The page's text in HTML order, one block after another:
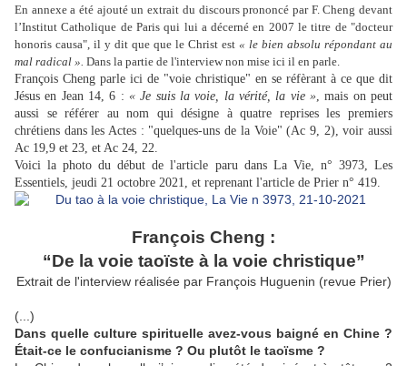
En annexe a été ajouté un extrait du discours prononcé par F. Cheng devant
l’Institut Catholique de Paris qui lui a décerné en 2007 le titre de "docteur
honoris causa", il y dit que que le Christ est « le bien absolu répondant au
mal radical ». Dans la partie de l'interview non mise ici il en parle.
François Cheng parle ici de "voie christique" en se réfèrant à ce que dit
Jésus en Jean 14, 6 : « Je suis la voie, la vérité, la vie », mais on peut
aussi se référer au nom qui désigne à quatre reprises les premiers
chrétiens dans les Actes : "quelques-uns de la Voie" (Ac 9, 2), voir aussi
Ac 19,9 et 23, et Ac 24, 22.
Voici la photo du début de l'article paru dans La Vie, n° 3973, Les
Essentiels, jeudi 21 octobre 2021, et reprenant l'article de Prier n° 419.
François Cheng :
“De la voie taoïste à la voie christique”
Extrait de l'interview réalisée par François Huguenin (revue Prier)
(...)
Dans quelle culture spirituelle avez-vous baigné en Chine ?
Était-ce le confucianisme ? Ou plutôt le taoïsme ?